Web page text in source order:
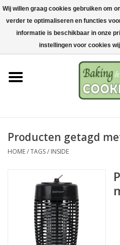
Home
Bak-& kookgerei
Machines & onderdelen
Chocolade & ijsbereiding
Hygiëne & opslag
Grondstoffen & Presentatie
Producten getagd
HOME/TAGS/ INSIDE
Wij willen graag cookies gebruiken om
verder te optimaliseren en functies
informatie is beschikbaar in onze
instellingen voor cookies